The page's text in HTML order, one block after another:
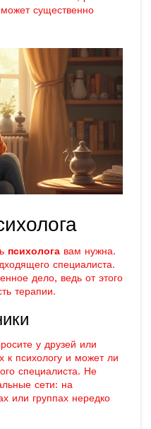
может существенно
психолога вам нужна.
специалиста.
дело, ведь от этого
терапии.
у друзей или
к психологу и может ли
специалиста. Не
сети: на
или группах нередко